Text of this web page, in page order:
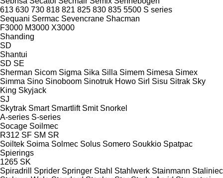
613 630 730 818 821 825 830 835 5500 S series
Sequani Sermac Sevencrane Shacman
F3000 M3000 X3000
Shanding
SD
Shantui
SD SE
Sherman Sicom Sigma Sika Silla Simem Simesa Simex
Simma Sino Sinoboom Sinotruk Howo Sirl Sisu Sitrak Sky
King Skyjack
SJ
Skytrak Smart Smartlift Smit Snorkel
A-series S-series
Socage Soilmec
R312 SF SM SR
Soiltek Soima Solmec Solus Somero Soukkio Spatpac
Spierings
1265 SK
Spiradrill
Sprider Springer Stahl Stahlwerk Stainmann Staliniec